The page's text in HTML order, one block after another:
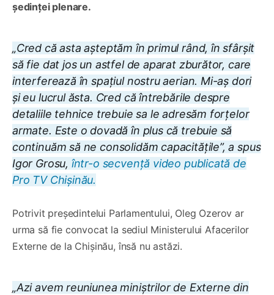
ședinței plenare.
„Cred că asta așteptăm în primul rând, în sfârșit
să fie dat jos un astfel de aparat zburător, care
interferează în spațiul nostru aerian. Mi-aș dori
și eu lucrul ăsta. Cred că întrebările despre
detaliile tehnice trebuie sa le adresăm forțelor
armate. Este o dovadă în plus că trebuie să
continuăm să ne consolidăm capacitățile”, a spus
Igor Grosu, într-o secvență video publicată de
Pro TV Chișinău.
Potrivit președintelui Parlamentului, Oleg Ozerov ar
urma să fie convocat la sediul Ministerului Afacerilor
Externe de la Chișinău, însă nu astăzi.
„Azi avem reuniunea miniștrilor de Externe din